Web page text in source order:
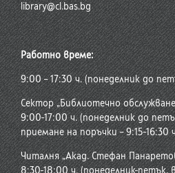
library@cl.bas.bg
Работно време:
9:00 – 17:30 ч. (понеделник до
Сектор „Библиотечно
9:00-17:00 ч. (понеделник до
приемане на поръчки – 9:15-16:30
Читалня „Акад. Стефан